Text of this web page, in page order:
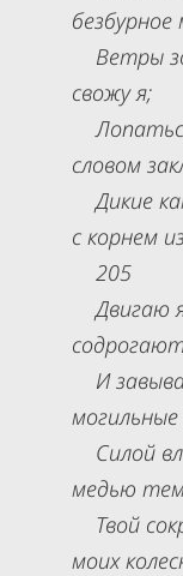
безбурное
Ветры
свожу я;
словом
Дикие
с корнем
205
Двигаю
И
Силой
медью
Твой
моих